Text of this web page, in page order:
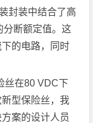
封装中结合了高
断额定值。这
的电路，同时
丝在80 VDC下
型保险丝，我
案的设计人员